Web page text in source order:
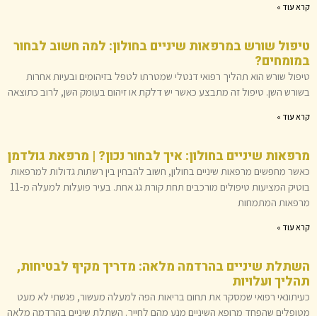
קרא עוד »
טיפול שורש במרפאות שיניים בחולון: למה חשוב לבחור
במומחים?
טיפול שורש הוא תהליך רפואי דנטלי שמטרתו לטפל בזיהומים ובעיות אחרות
בשורש השן. טיפול זה מתבצע כאשר יש דלקת או זיהום בעומק השן, לרוב כתוצאה
קרא עוד »
מרפאות שיניים בחולון: איך לבחור נכון? | מרפאת גולדמן
כאשר מחפשים מרפאות שיניים בחולון, חשוב להבחין בין רשתות גדולות למרפאות
בוטיק המציעות טיפולים מורכבים תחת קורת גג אחת. בעיר פועלות למעלה מ-11
מרפאות המתמחות
קרא עוד »
השתלת שיניים בהרדמה מלאה: מדריך מקיף לבטיחות,
תהליך ועלויות
כעיתונאי רפואי שמסקר את תחום בריאות הפה למעלה מעשור, פגשתי לא מעט
מטופלים שהפחד מרופא השיניים מנע מהם לחייך. השתלת שיניים בהרדמה מלאה